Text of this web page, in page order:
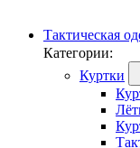
Тактическая
Категории:
Куртки